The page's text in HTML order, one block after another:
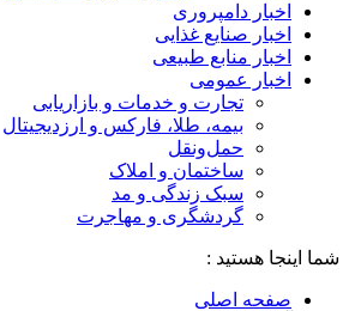
اخبار دامپروری
اخبار صنایع غذایی
اخبار منابع طبیعی
اخبار عمومی
تجارت و خدمات و بازاریابی
بیمه، طلا، فارکس و ارزدیجیتال
حمل‌و‌نقل
ساختمان و املاک
سبک زندگی و مد
گردشگری و مهاجرت
شما اینجا هستید :
صفحه اصلی